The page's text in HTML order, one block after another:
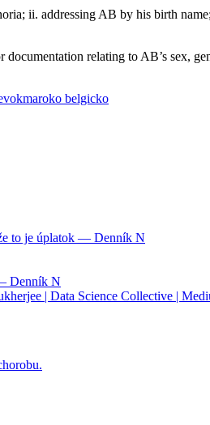
ii. addressing AB by his birth
relating to AB’s sex,
maroko belgicko
to je úplatok — Denník N
Denník N
| Data Science Collective |